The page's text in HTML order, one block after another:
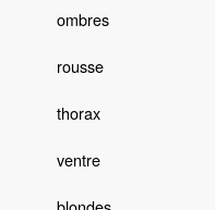
ombres
rousse
thorax
ventre